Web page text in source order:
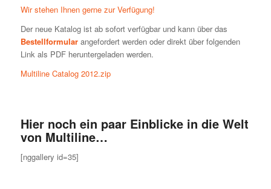
Wir stehen Ihnen gerne zur Verfügung!
Der neue Katalog ist ab sofort verfügbar und kann über das
Bestellformularangefordert werden oder direkt über folgenden
Link als PDF heruntergeladen werden.
Multiline Catalog 2012.zip
Hier noch ein paar Einblicke in die Welt
von Multiline…
[nggallery id=35]